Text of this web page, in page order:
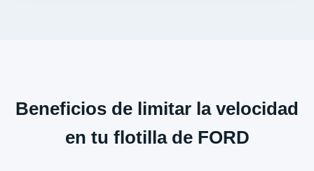
Beneficios de limitar la velocidad
en tu flotilla de FORD